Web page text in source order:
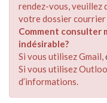
rendez-vous, veuillez
votre dossier courrier
Comment consulter
indésirable?
Si vous utilisez Gmail,
Si vous utilisez
d’informations.